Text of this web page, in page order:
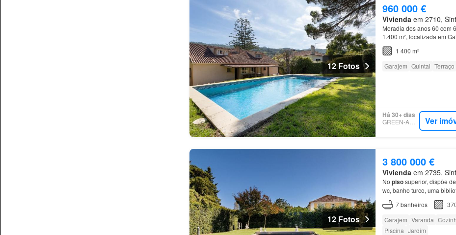
12 Fotos
960 000 €
Vivienda em 2710,
Moradia dos anos 60 com
1.400 m², localizada em
apartamento
1 400 m²
Garajem Quintal Terraço
Há 30+ dias
GREEN-ACRES Ver
12 Fotos
3 800 000 €
Vivienda em 2735,
No pisosuperior, dispõe
wc, banho turco, uma
7banheiros
Garajem Varanda
Piscina Jardim